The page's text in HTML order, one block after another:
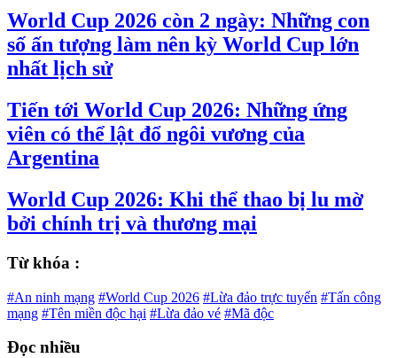
World Cup 2026 còn 2 ngày: Những con
số ấn tượng làm nên kỳ World Cup lớn
nhất lịch sử
Tiến tới World Cup 2026: Những ứng
viên có thể lật đổ ngôi vương của
Argentina
World Cup 2026: Khi thể thao bị lu mờ
bởi chính trị và thương mại
Từ khóa :
#An ninh mạng #World Cup 2026 #Lừa đảo trực tuyến #Tấn công
mạng #Tên miền độc hại #Lừa đảo vé #Mã độc
Đọc nhiều